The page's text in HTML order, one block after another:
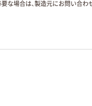
場合は、製造元にお問い合わ